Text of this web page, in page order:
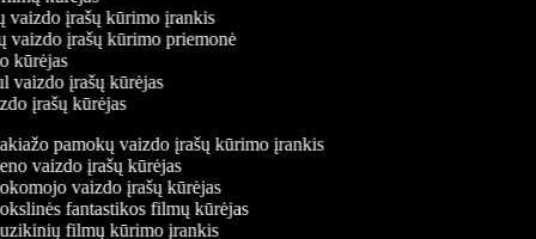
vaizdo įrašų kūrimo įrankis
vaizdo įrašų kūrimo priemonė
kūrėjas
vaizdo įrašų kūrėjas
įrašų kūrėjas
pamokų vaizdo įrašų kūrimo įrankis
vaizdo įrašų kūrėjas
vaizdo įrašų kūrėjas
fantastikos filmų kūrėjas
filmų kūrimo įrankis